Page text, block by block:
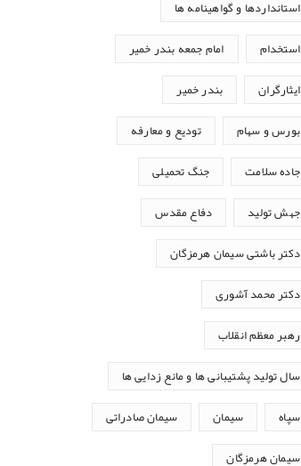
استانداردها و گواهینامه ها
استخدام امام جمعه بندر خمیر
ایثارگران بندر خمیر
بورس و سهام تودیع و معارفه
جاده سلامت جنگ تحمیلی
جهش تولید دفاع مقدس
دکتر باشتی سیمان هرمزگان
دکتر محمد آشوری
رهبر معظم انقلاب
سال تولید پشتیبانی ها و مانع زدایی ها
سپاه سیمان سیمان صادراتی
سیمان هرمزگان